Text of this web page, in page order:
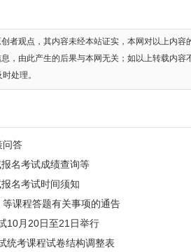
者观点，其内容未经本站证实，本网对以上内
，由此产生的后果与本网无关；如以上转载内容
处理。
问答
名考试成绩查询等
名考试时间须知
课程答题有关事项的通告
10月20日至21日举行
统考课程试卷结构调整表